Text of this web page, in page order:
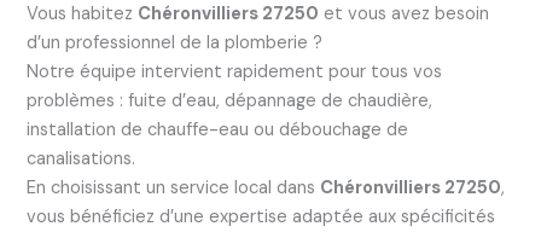
Vous habitez Chéronvilliers 27250 et vous avez besoin
d’un professionnel de la plomberie ?
Notre équipe intervient rapidement pour tous vos
problèmes : fuite d’eau, dépannage de chaudière,
installation de chauffe-eau ou débouchage de
canalisations.
En choisissant un service local dans Chéronvilliers 27250,
vous bénéficiez d’une expertise adaptée aux spécificités